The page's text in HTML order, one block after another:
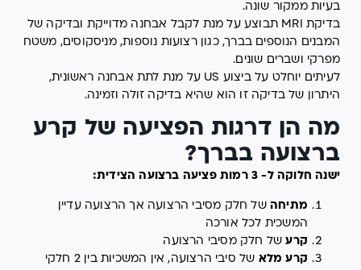
בעיות ממקור שונה.
בדיקת MRI תבוצע על מנת לקבל אבחנה מדוייקת ובדיקה של
המבנים הנוספים בברך, כגון רצועות נוספות, מניסקוסים, משטח
מפרקי ושברים שונים.
לעיתים יוחלט על ביצוע US על מנת לתת אבחנה ראשונית,
היתרון של בדיקה זו הוא שהיא בדיקה זולה וזמינה.
מה הן דרגות הפציעה של קרע
ברצועה בברך?
ישנה חלוקה ל- 3 רמות פציעה ברצועה הצידית:
מתיחהשל חלק מסיבי הרצועה אך הרצועה עדיין
המשכית לכל אורכה
קרע של חלק מסיבי הרצועה
קרע מלא
של סיבי הרצועה, אין המשכיות בין 2 חלקי